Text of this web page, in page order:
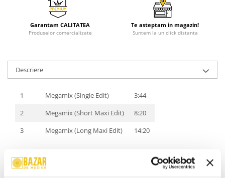
Garantam CALITATEA
Produselor comercializate
Te asteptam in magazin!
Suntem la un click distanta
Descriere
1 Megamix (Single Edit)
3:44
2
Megamix (Short Maxi Edit)
8:20
3
Megamix (Long Maxi Edit) 14:20
Stare Disc: